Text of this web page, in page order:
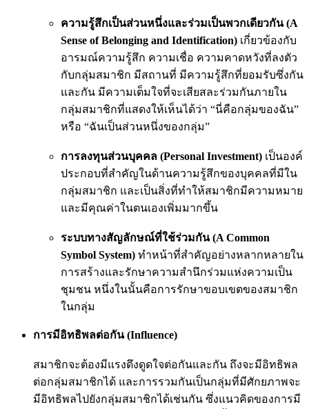
ความรู้สึกเป็นส่วนหนึ่งและร่วมเป็นพวกเดียวกัน (A
Sense of Belonging and Identification) เกี่ยวข้องกับ
อารมณ์ความรู้สึก ความเชื่อ ความคาดหวังที่ลงตัว
กับกลุ่มสมาชิก มีสถานที่ มีความรู้สึกที่ยอมรับซึ่งกัน
และกัน มีความเต็มใจที่จะเสียสละร่วมกันภายใน
กลุ่มสมาชิกที่แสดงให้เห็นได้ว่า “นี่คือกลุ่มของฉัน”
หรือ “ฉันเป็นส่วนหนึ่งของกลุ่ม”
การลงทุนส่วนบุคคล (Personal Investment) เป็นองค์
ประกอบที่สำคัญในด้านความรู้สึกของบุคคลที่มีใน
กลุ่มสมาชิก และเป็นสิ่งที่ทำให้สมาชิกมีความหมาย
และมีคุณค่าในตนเองเพิ่มมากขึ้น
ระบบทางสัญลักษณ์ที่ใช้ร่วมกัน (A Common
Symbol System) ทำหน้าที่สำคัญอย่างหลากหลายใน
การสร้างและรักษาความสำนึกร่วมแห่งความเป็น
ชุมชน หนึ่งในนั้นคือการรักษาขอบเขตของสมาชิก
ในกลุ่ม
การมีอิทธิพลต่อกัน (Influence)
สมาชิกจะต้องมีแรงดึงดูดใจต่อกันและกัน ถึงจะมีอิทธิพล
ต่อกลุ่มสมาชิกได้ และการรวมกันเป็นกลุ่มที่มีศักยภาพจะ
มีอิทธิพลไปยังกลุ่มสมาชิกได้เช่นกัน ซึ่งแนวคิดของการมี